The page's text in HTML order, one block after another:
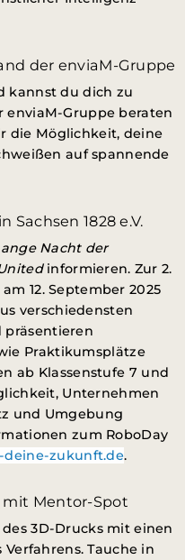
der enviaM-Gruppe
kannst du dich zu
Gruppe beraten
die Möglichkeit, deine
auf spannende
1828 e.V.
Nacht der
informieren. Zur 2.
12. September 2025
verschiedensten
präsentieren
Praktikumsplätze
ab Klassenstufe 7 und
Unternehmen
und Umgebung
zum RoboDay
deine-zukunft.de.
Mentor-Spot
3D-Drucks mit einen
Tauche in